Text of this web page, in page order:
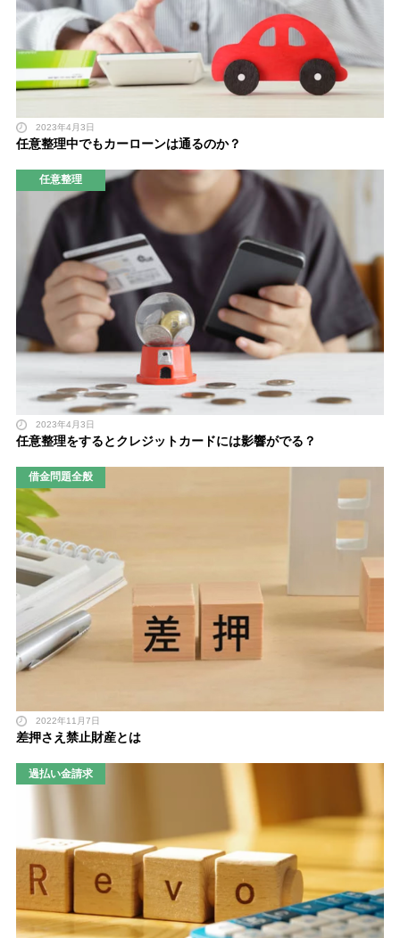
2023年4月3日
任意整理中でもカーローンは通るのか？
任意整理
2023年4月3日
任意整理をするとクレジットカードには影響がでる？
借金問題全般
2022年11月7日
差押さえ禁止財産とは
過払い金請求